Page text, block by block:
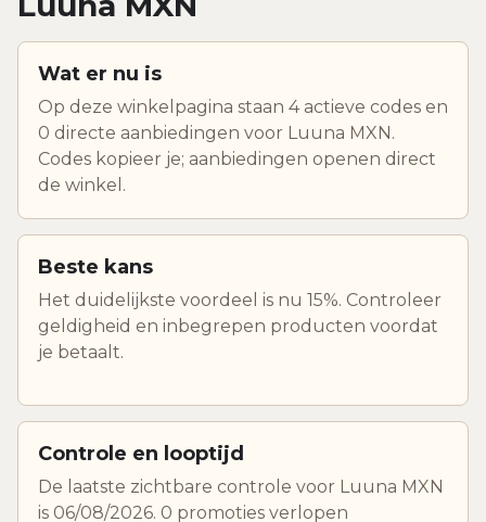
Wat er nu is
Op deze winkelpagina staan 4 actieve codes en
0 directe aanbiedingen voor Luuna MXN.
Codes kopieer je; aanbiedingen openen direct
de winkel.
Beste kans
Het duidelijkste voordeel is nu 15%. Controleer
geldigheid en inbegrepen producten voordat
je betaalt.
Controle en looptijd
De laatste zichtbare controle voor Luuna MXN
is 06/08/2026. 0 promoties verlopen